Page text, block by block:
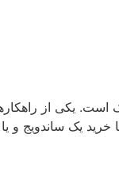
یکی از
یک ساندویج